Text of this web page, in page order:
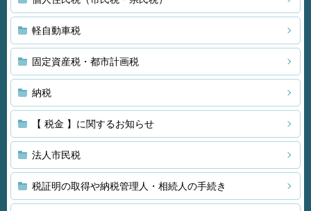
軽自動車税
固定資産税・都市計画税
納税
【 税金 】に関するお知らせ
法人市民税
税証明の取得や納税管理人・相続人の手続き